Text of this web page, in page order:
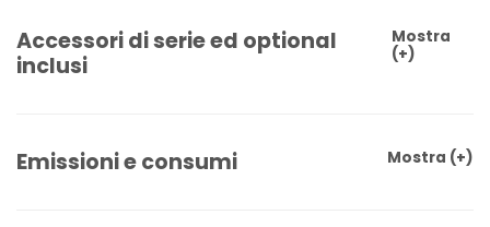
Accessori di serie ed optional
inclusi
Mostra
(+)
Emissioni e consumi Mostra (+)